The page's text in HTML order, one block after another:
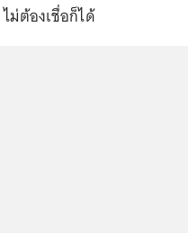
ม่ต้องเชื่อก็ได้